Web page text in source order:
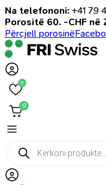
Na telefononi: +41 79
Porositë 60. -CHF në
Përcjell porosinë
0
0
Products
search